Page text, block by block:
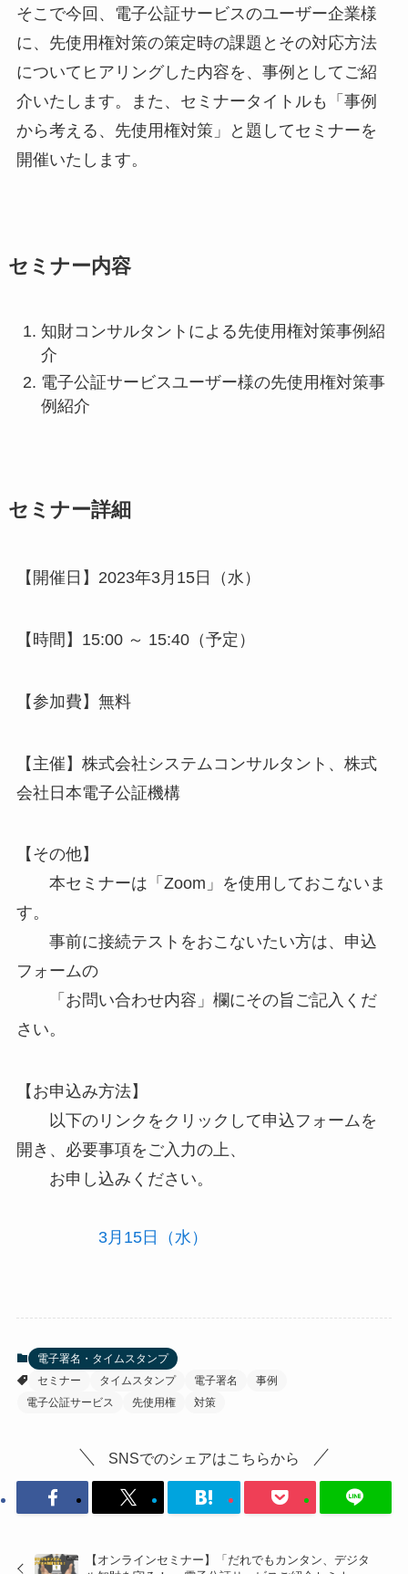
そこで今回、電子公証サービスのユーザー企業様
に、先使用権対策の策定時の課題とその対応方法
についてヒアリングした内容を、事例としてご紹
介いたします。また、セミナータイトルも「事例
から考える、先使用権対策」と題してセミナーを
開催いたします。
セミナー内容
知財コンサルタントによる先使用権対策事例紹
介
電子公証サービスユーザー様の先使用権対策事
例紹介
セミナー詳細
【開催日】2023年3月15日（水）
【時間】15:00 ～ 15:40（予定）
【参加費】無料
【主催】株式会社システムコンサルタント、株式
会社日本電子公証機構
【その他】
本セミナーは「Zoom」を使用しておこないま
す。
事前に接続テストをおこないたい方は、申込
フォームの
「お問い合わせ内容」欄にその旨ご記入くだ
さい。
【お申込み方法】
以下のリンクをクリックして申込フォームを
開き、必要事項をご入力の上、
お申し込みください。
3月15日（水）
電子署名・タイムスタンプ
セミナー
タイムスタンプ 電子署名
事例
電子公証サービス
先使用権 対策
SNSでのシェアはこちらから
【オンラインセミナー】「だれでもカンタン、デジタ